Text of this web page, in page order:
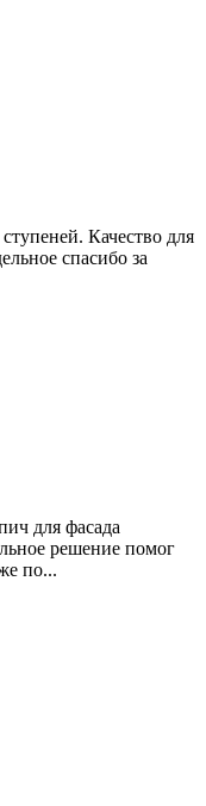
Качество для
спасибо за
для фасада
решение помог
по...